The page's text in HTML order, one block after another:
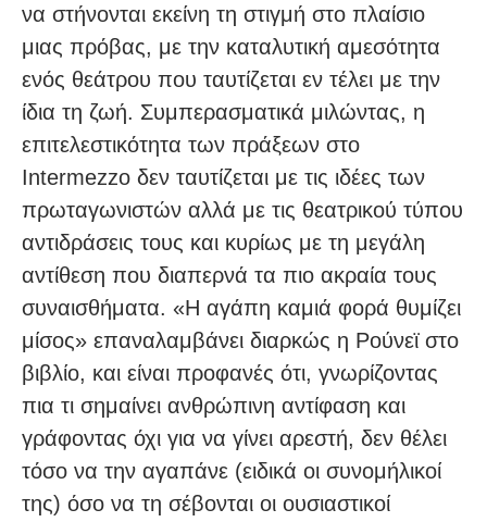
να στήνονται εκείνη τη στιγμή στο πλαίσιο
μιας πρόβας, με την καταλυτική αμεσότητα
ενός θεάτρου που ταυτίζεται εν τέλει με την
ίδια τη ζωή. Συμπερασματικά μιλώντας, η
επιτελεστικότητα των πράξεων στο
Intermezzo δεν ταυτίζεται με τις ιδέες των
πρωταγωνιστών αλλά με τις θεατρικού τύπου
αντιδράσεις τους και κυρίως με τη μεγάλη
αντίθεση που διαπερνά τα πιο ακραία τους
συναισθήματα. «Η αγάπη καμιά φορά θυμίζει
μίσος» επαναλαμβάνει διαρκώς η Ρούνεϊ στο
βιβλίο, και είναι προφανές ότι, γνωρίζοντας
πια τι σημαίνει ανθρώπινη αντίφαση και
γράφοντας όχι για να γίνει αρεστή, δεν θέλει
τόσο να την αγαπάνε (ειδικά οι συνομήλικοί
της) όσο να τη σέβονται οι ουσιαστικοί